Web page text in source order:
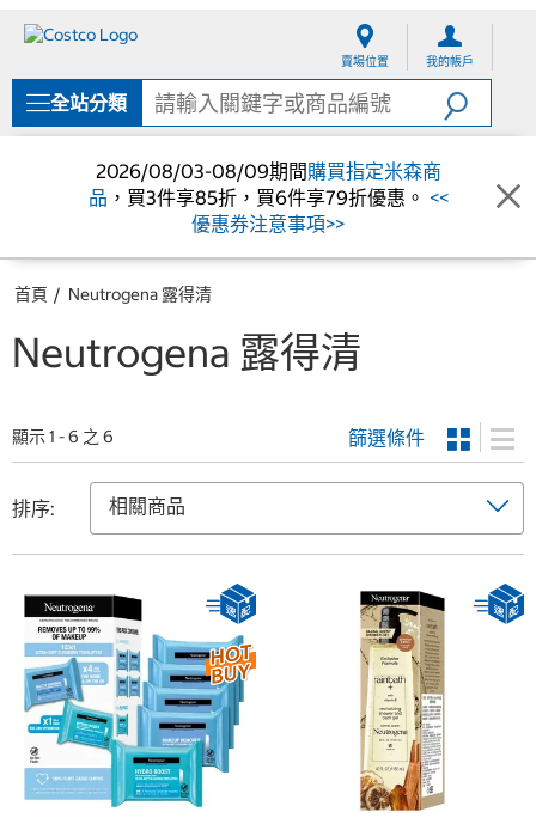
單
賣場位置 我的帳戶
全站分類
2026/08/03-08/09期間購買指定米森商
品 ，買3件享85折，買6件享79折優惠。 <<
優惠券注意事項>>
首頁 Neutrogena 露得清
Neutrogena 露得清
顯示 1 - 6 之 6 篩選條件
排序: